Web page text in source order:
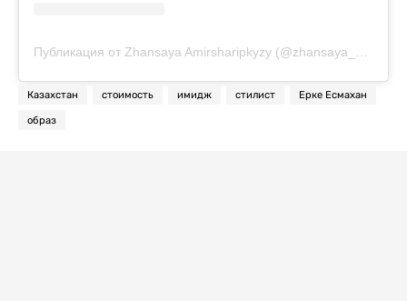
Публикация от Zhansaya Amirsharipkyzy (@zhansaya_ae)
Казахстан стоимость имидж стилист Ерке Есмахан
образ